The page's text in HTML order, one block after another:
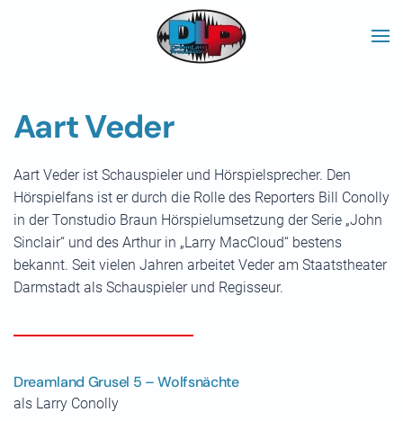
Skip to main content
Aart Veder
Aart Veder ist Schauspieler und Hörspielsprecher. Den
Hörspielfans ist er durch die Rolle des Reporters Bill Conolly
in der Tonstudio Braun Hörspielumsetzung der Serie „John
Sinclair“ und des Arthur in „Larry MacCloud“ bestens
bekannt. Seit vielen Jahren arbeitet Veder am Staatstheater
Darmstadt als Schauspieler und Regisseur.
Dreamland Grusel 5 – Wolfsnächte
als Larry Conolly